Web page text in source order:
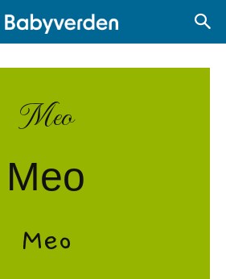
Meo
Meo
Meo